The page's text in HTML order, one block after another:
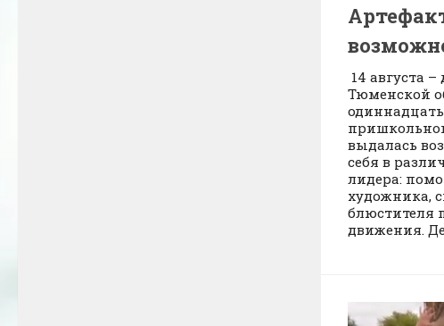
14 августа
Тюменской
выдалась
себя в
лидера:
художника,
блюстителя
движения.